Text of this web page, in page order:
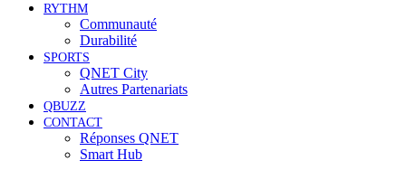
RYTHM
Communauté
Durabilité
SPORTS
QNET City
Autres Partenariats
QBUZZ
CONTACT
Réponses QNET
Smart Hub